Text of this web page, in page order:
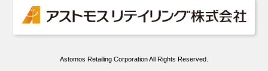
Astomos Retailing Corporation All Rights Reserved.